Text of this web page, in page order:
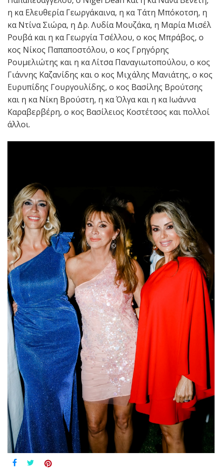
η κα Ελευθερία Γεωργάκαινα, η κα Τάτη Μπόκοτση, η
κα Ντίνα Σιώρα, η Δρ. Λυδία Μουζάκα, η Μαρία Μισέλ
Ρουβά και η κα Γεωργία Τσέλλου, o κος Μπράβος, ο
κος Νίκος Παπαποστόλου, ο κος Γρηγόρης
Ρουμελιώτης και η κα Λίτσα Παναγιωτοπούλου, ο κος
Γιάννης Καζανίδης και ο κος Μιχάλης Μανιάτης, ο κος
Ευρυπίδης Γουργουλίδης, ο κος Βασίλης Βρούτσης
και η κα Νίκη Βρούστη, η κα Όλγα και η κα Ιωάννα
Καραβερβέρη, ο κος Βασίλειος Κοστέτσος και πολλοί
άλλοι.